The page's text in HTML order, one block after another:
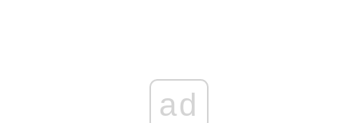
ad